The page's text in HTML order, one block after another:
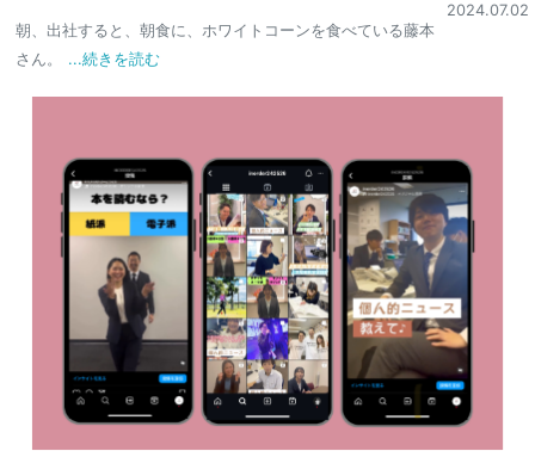
2024.07.02
朝、出社すると、朝食に、ホワイトコーンを食べている藤本
さん。
...続きを読む